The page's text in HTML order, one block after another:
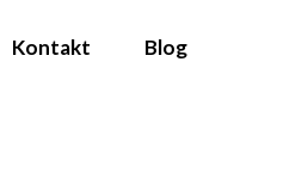
Kontakt Blog